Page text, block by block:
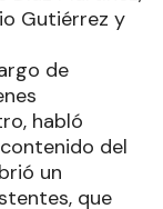
Gutiérrez y
de
habló
del
un
que